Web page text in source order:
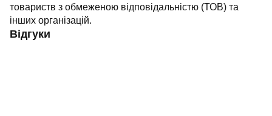
товариств з обмеженою відповідальністю (ТОВ) та
інших організацій.
Відгуки